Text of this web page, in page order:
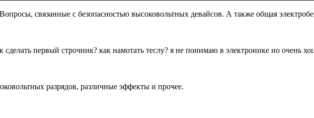
Вопросы, связанные с безопасностью высоковольтных девайсов. А также общая
первый строчник? как намотать теслу? я не понимаю в электронике но очень
разрядов, различные эффекты и прочее.